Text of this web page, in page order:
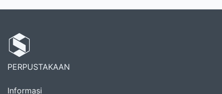
PERPUSTAKAAN
Informasi